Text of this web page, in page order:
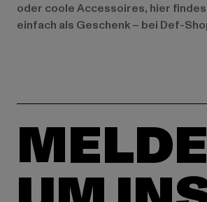
oder coole Accessoires, hier
einfach als Geschenk – bei Def-